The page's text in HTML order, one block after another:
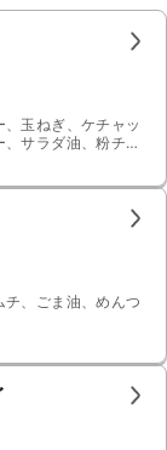
玉ねぎ、ケチャッ
サラダ油、粉チー
、ごま油、めんつ